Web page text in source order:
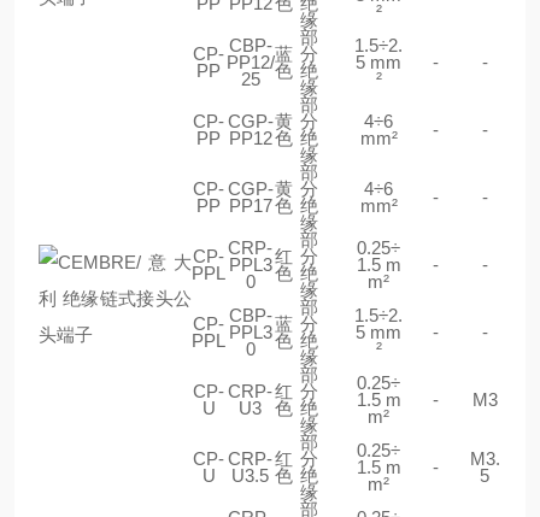
缘
²
CP-
PP
CBP-
PP12/
25
蓝
色
部
分
绝
缘
1.5÷2.
5 mm
²
- -
CP-
PP
CGP-
PP12
黄
色
部
分
绝
缘
4÷6
mm²
- -
CP-
PP
CGP-
PP17
黄
色
部
分
绝
缘
4÷6
mm²
- -
CP-
PPL
CRP-
PPL3
0
红
色
部
分
绝
缘
0.25÷
1.5 m
m²
- -
CP-
PPL
CBP-
PPL3
0
蓝
色
部
分
绝
缘
1.5÷2.
5 mm
²
- -
CP-
U
CRP-
U3
红
色
部
分
绝
缘
0.25÷
1.5 m
m²
- M3
CP-
U
CRP-
U3.5
红
色
部
分
绝
缘
0.25÷
1.5 m
m²
-
M3.
5
部